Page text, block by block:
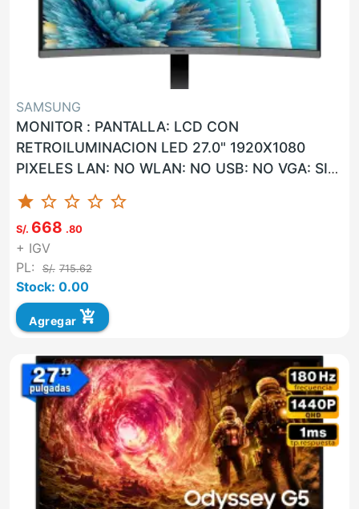
SAMSUNG
MONITOR : PANTALLA: LCD CON
RETROILUMINACION LED 27.0" 1920X1080
PIXELES LAN: NO WLAN: NO USB: NO VGA: SI
HDMI: SI G. F: 36 MESES ON-SITE UNIDAD
MARCA...
star star_border star_border star_border star_border
S/. 668 .80
+ IGV
PL:
S/. 715.62
Stock: 0.00
Agregar add_shopping_cart